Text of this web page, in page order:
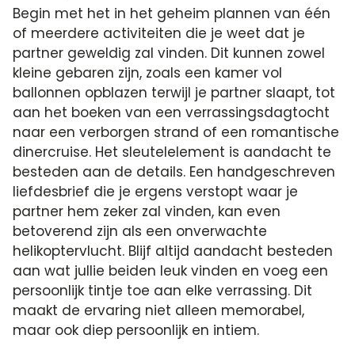
Begin met het in het geheim plannen van één
of meerdere activiteiten die je weet dat je
partner geweldig zal vinden. Dit kunnen zowel
kleine gebaren zijn, zoals een kamer vol
ballonnen opblazen terwijl je partner slaapt, tot
aan het boeken van een verrassingsdagtocht
naar een verborgen strand of een romantische
dinercruise. Het sleutelelement is aandacht te
besteden aan de details. Een handgeschreven
liefdesbrief die je ergens verstopt waar je
partner hem zeker zal vinden, kan even
betoverend zijn als een onverwachte
helikoptervlucht. Blijf altijd aandacht besteden
aan wat jullie beiden leuk vinden en voeg een
persoonlijk tintje toe aan elke verrassing. Dit
maakt de ervaring niet alleen memorabel,
maar ook diep persoonlijk en intiem.